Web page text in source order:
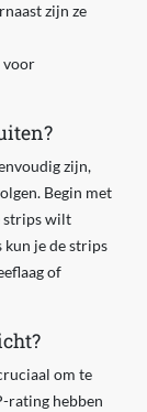
zijn ze
voor
zijn,
Begin met
strips wilt
kun je de strips
of
om te
rating hebben